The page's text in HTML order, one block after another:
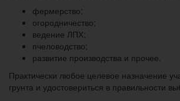
фермерство;
огородничество;
ведение ЛПХ;
пчеловодство;
развитие производства и прочее.
Практически любое целевое назначение
грунта и удостовериться в правильности